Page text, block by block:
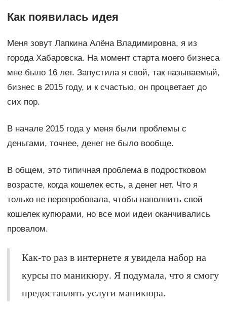
Как появилась идея
Меня зовут Лапкина Алёна Владимировна, я из
города Хабаровска. На момент старта моего бизнеса
мне было 16 лет. Запустила я свой, так называемый,
бизнес в 2015 году, и к счастью, он процветает до
сих пор.
В начале 2015 года у меня были проблемы с
деньгами, точнее, денег не было вообще.
В общем, это типичная проблема в подростковом
возрасте, когда кошелек есть, а денег нет. Что я
только не перепробовала, чтобы наполнить свой
кошелек купюрами, но все мои идеи оканчивались
провалом.
Как-то раз в интернете я увидела набор на
курсы по маникюру. Я подумала, что я смогу
предоставлять услуги маникюра.